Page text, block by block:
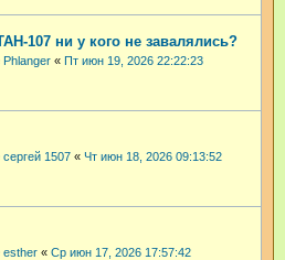
107 ни у кого не завалялись?
Phlanger « Пт июн 19, 2026 22:22:23
сергей 1507 « Чт июн 18, 2026 09:13:52
esther « Ср июн 17, 2026 17:57:42